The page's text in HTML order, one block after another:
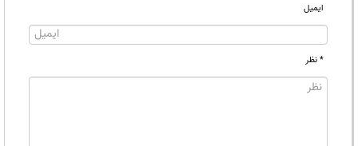
ایمیل
* نظر